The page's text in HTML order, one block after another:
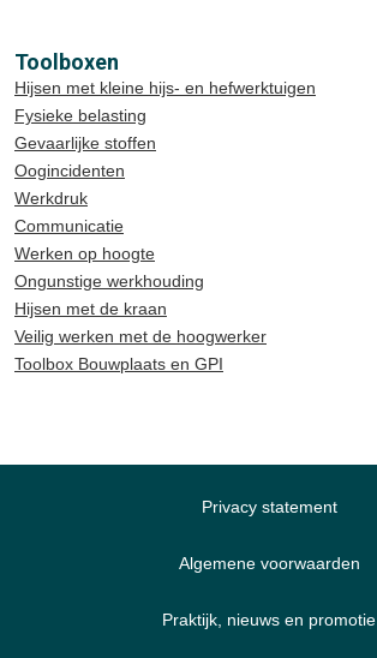
Toolboxen
Hijsen met kleine hijs- en hefwerktuigen
Fysieke belasting
Gevaarlijke stoffen
Oogincidenten
Werkdruk
Communicatie
Werken op hoogte
Ongunstige werkhouding
Hijsen met de kraan
Veilig werken met de hoogwerker
Toolbox Bouwplaats en GPI
Privacy statement
Algemene voorwaarden
Praktijk, nieuws en promotie